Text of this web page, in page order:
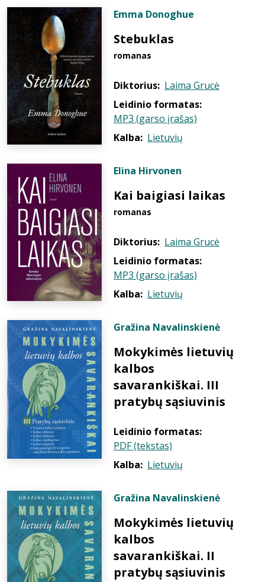
Emma Donoghue
Stebuklas
romanas
Diktorius: Laima Grucė
Leidinio formatas:
MP3 (garso įrašas)
Kalba: Lietuvių
Elina Hirvonen
Kai baigiasi laikas
romanas
Diktorius: Laima Grucė
Leidinio formatas:
MP3 (garso įrašas)
Kalba: Lietuvių
Gražina Navalinskienė
Mokykimės lietuvių
kalbos
savarankiškai. III
pratybų sąsiuvinis
Leidinio formatas:
PDF (tekstas)
Kalba: Lietuvių
Gražina Navalinskienė
Mokykimės lietuvių
kalbos
savarankiškai. II
pratybų sąsiuvinis